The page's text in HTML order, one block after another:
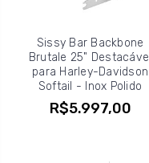
Sissy Bar Backbone
Brutale 25" Destacável
para Harley-Davidson
Softail - Inox Polido
R$5.997,00